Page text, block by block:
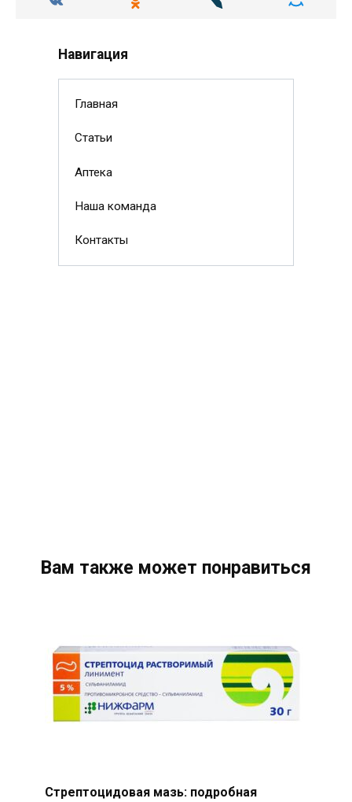
Навигация
Главная
Статьи
Аптека
Наша команда
Контакты
Вам также может понравиться
Стрептоцидовая мазь: подробная